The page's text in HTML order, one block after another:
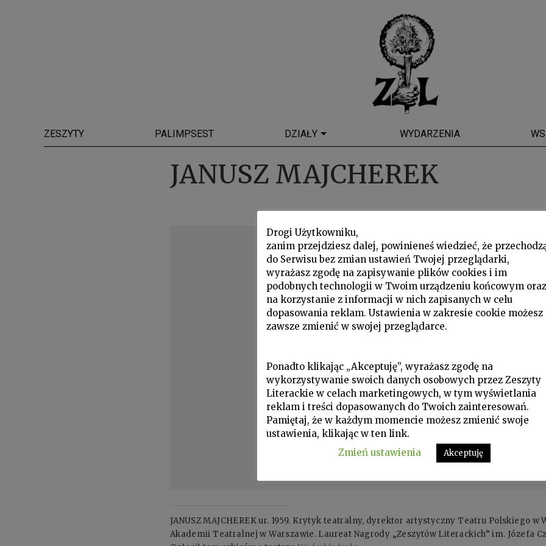
ZESZYTY PALIMPSEST DZIAŁY WYDARZENIA
JANUSZ MAJCHEREK
JANUSZ MAJCHEREK ur. 1959. Krytyk teatralny, dyrektor artystyczny Teatru Polskiego w
Akademii Teatralnej w Warszawie. Laureat Nagrody „Zeszytów Literackich” im. Józefa
Drogi Użytkowniku,
zanim przejdziesz dalej, powinieneś wiedzieć, że
do Serwisu bez zmian ustawień Twojej przeglądarki,
wyrażasz zgodę na zapisywanie plików cookies i im
podobnych technologii w Twoim urządzeniu końcowym oraz
na korzystanie z informacji w nich zapisanych w celu
dopasowania reklam. Ustawienia w zakresie cookie możesz
zawsze zmienić w swojej przeglądarce.
Ponadto klikając „Akceptuję”, wyrażasz zgodę na
wykorzystywanie swoich danych osobowych przez Zeszyty
Literackie w celach marketingowych, w tym wyświetlania
reklam i treści dopasowanych do Twoich zainteresowań.
Pamiętaj, że w każdym momencie możesz zmienić swoje
ustawienia, klikając w ten link.
Zmień ustawienia
Akceptuję